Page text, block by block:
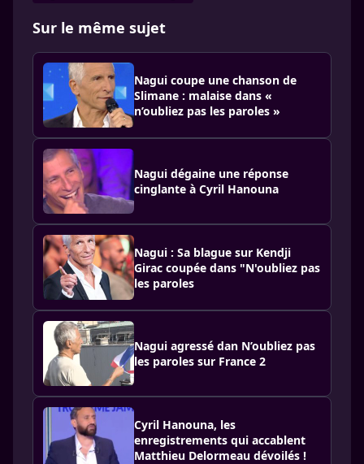
Sur le même sujet
Nagui coupe une chanson de
Slimane : malaise dans «
n’oubliez pas les paroles »
Nagui dégaine une réponse
cinglante à Cyril Hanouna
Nagui : Sa blague sur Kendji
Girac coupée dans "N'oubliez pas
les paroles
Nagui agressé dan N’oubliez pas
les paroles sur France 2
Cyril Hanouna, les
enregistrements qui accablent
Matthieu Delormeau dévoilés !